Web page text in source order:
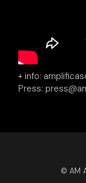
+ info:
Press:
© AM